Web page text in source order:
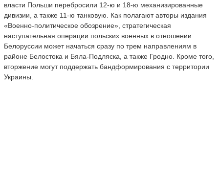
власти Польши перебросили 12-ю и 18-ю механизированные
дивизии, а также 11-ю танковую. Как полагают авторы издания
«Военно-политическое обозрение», стратегическая
наступательная операции польских военных в отношении
Белоруссии может начаться сразу по трем направлениям в
районе Белостока и Бяла-Подляска, а также Гродно. Кроме того,
вторжение могут поддержать бандформирования с территории
Украины.